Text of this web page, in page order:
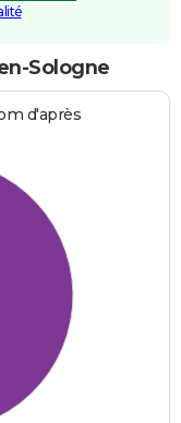
Sologne
d'après